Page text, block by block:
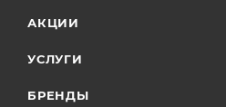
АКЦИИ
УСЛУГИ
БРЕНДЫ